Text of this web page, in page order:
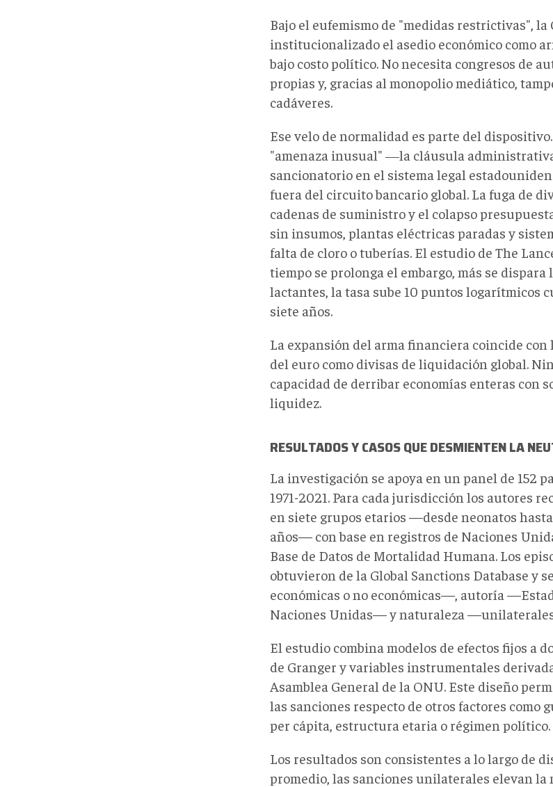
Bajo el eufemismo de "medidas restrictivas", la
institucionalizado el asedio económico como
bajo costo político. No necesita congresos de
propias y, gracias al monopolio mediático,
cadáveres.
Ese velo de normalidad es parte del
"amenaza inusual" ―la cláusula
sancionatorio en el sistema legal
fuera del circuito bancario global. La fuga de
cadenas de suministro y el colapso
sin insumos, plantas eléctricas paradas y
falta de cloro o tuberías. El estudio de The
tiempo se prolonga el embargo, más se
lactantes, la tasa sube 10 puntos logarítmicos
siete años.
La expansión del arma financiera coincide
del euro como divisas de liquidación global.
capacidad de derribar economías enteras con
liquidez.
RESULTADOS Y CASOS QUE DESMIENTEN LA
La investigación se apoya en un panel de 152
1971-2021. Para cada jurisdicción los autores
en siete grupos etarios —desde neonatos
años— con base en registros de Naciones
Base de Datos de Mortalidad Humana. Los
obtuvieron de la Global Sanctions Database y
económicas o no económicas—, autoría
Naciones Unidas— y naturaleza
El estudio combina modelos de efectos fijos a
de Granger y variables instrumentales
Asamblea General de la ONU. Este diseño
las sanciones respecto de otros factores como
per cápita, estructura etaria o régimen político.
Los resultados son consistentes a lo largo de
promedio, las sanciones unilaterales elevan la